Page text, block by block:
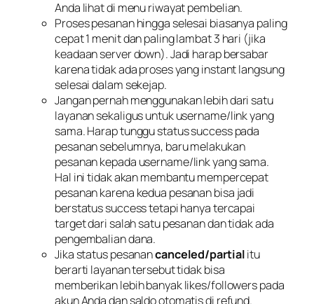
Anda lihat di menu riwayat pembelian.
Proses pesanan hingga selesai biasanya paling
cepat 1 menit dan paling lambat 3 hari (jika
keadaan server down). Jadi harap bersabar
karena tidak ada proses yang instant langsung
selesai dalam sekejap.
Jangan pernah menggunakan lebih dari satu
layanan sekaligus untuk username/link yang
sama. Harap tunggu status success pada
pesanan sebelumnya, baru melakukan
pesanan kepada username/link yang sama.
Hal ini tidak akan membantu mempercepat
pesanan karena kedua pesanan bisa jadi
berstatus success tetapi hanya tercapai
target dari salah satu pesanan dan tidak ada
pengembalian dana.
Jika status pesanancanceled/partialitu
berarti layanan tersebut tidak bisa
memberikan lebih banyak likes/followers pada
akun Anda dan saldo otomatis di refund.